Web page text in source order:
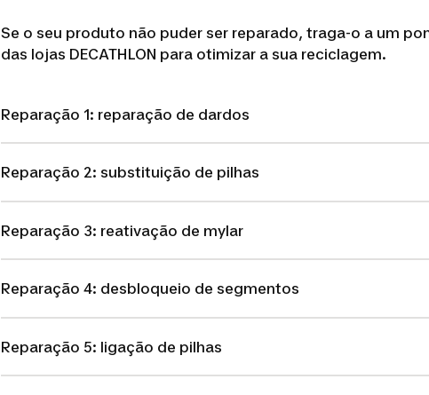
Se o seu produto não puder ser reparado, traga-o a um
das lojas DECATHLON para otimizar a sua reciclagem.
Reparação 1: reparação de dardos
Reparação 2: substituição de pilhas
Reparação 3: reativação de mylar
Reparação 4: desbloqueio de segmentos
Reparação 5: ligação de pilhas